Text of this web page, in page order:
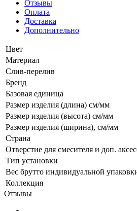
Отзывы
Оплата
Доставка
Дополнительно
Цвет
Материал
Слив-перелив
Бренд
Базовая единица
Размер изделия (длина) см/мм
Размер изделия (высота) см/мм
Размер изделия (ширина), см/мм
Страна
Отверстие для смесителя и доп.
Тип установки
Вес брутто индивидуальной
Коллекция
Отзывы